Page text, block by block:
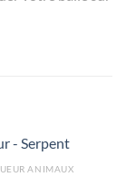
ANIMAUX